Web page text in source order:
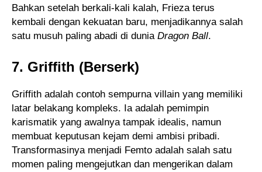
Bahkan setelah berkali-kali kalah, Frieza terus
kembali dengan kekuatan baru, menjadikannya salah
satu musuh paling abadi di dunia Dragon Ball.
7. Griffith (Berserk)
Griffith adalah contoh sempurna villain yang memiliki
latar belakang kompleks. Ia adalah pemimpin
karismatik yang awalnya tampak idealis, namun
membuat keputusan kejam demi ambisi pribadi.
Transformasinya menjadi Femto adalah salah satu
momen paling mengejutkan dan mengerikan dalam